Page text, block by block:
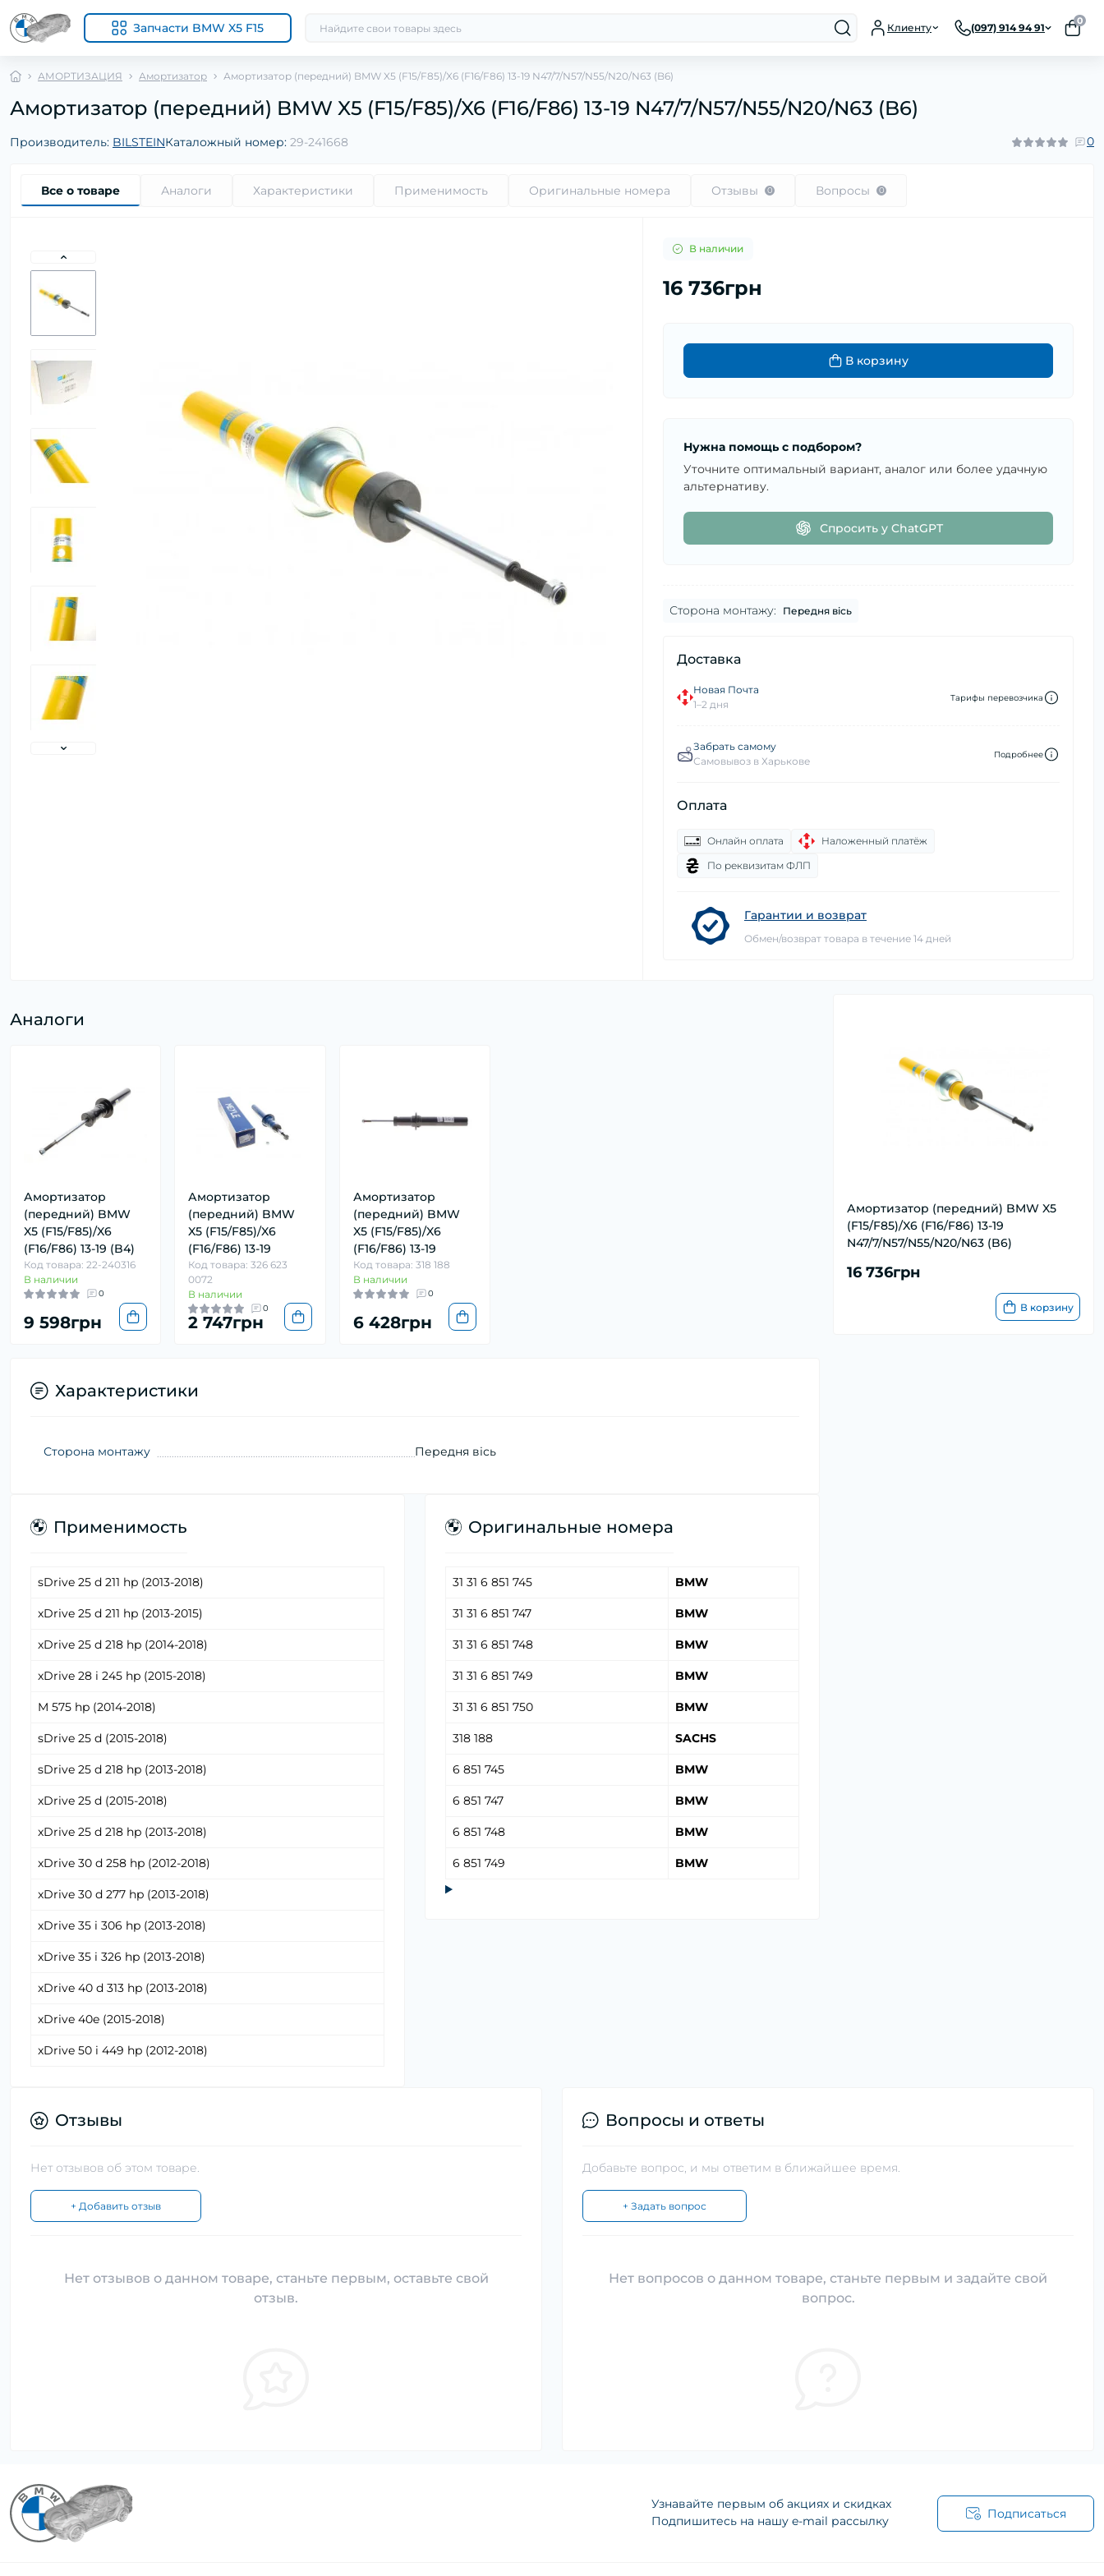
Запчасти BMW X5 F15 Клиенту (097) 914 94 91
0
АМОРТИЗАЦИЯ Амортизатор Амортизатор (передний) BMW X5 (F15/F85)/X6 (F16/F86) 13-19 N47/7/N57/N55/N20/N63 (B6)
Амортизатор (передний) BMW X5 (F15/F85)/X6 (F16/F86) 13-19 N47/7/N57/N55/N20/N63 (B6)
Производитель: BILSTEINКаталожный номер: 29-241668 0
Все о товаре Аналоги Характеристики Применимость Оригинальные номера Отзывы 0 Вопросы 0
В наличии
16 736грн
В корзину
Нужна помощь с подбором?
Уточните оптимальный вариант, аналог или более удачную
альтернативу.
Спросить у ChatGPT
Сторона монтажу: Передня вісь
Доставка
Новая Почта
1–2 дня
Тарифы перевозчика
Забрать самому
Самовывоз в Харькове
Подробнее
Оплата
Онлайн оплата
Наложенный платёж
По реквизитам ФЛП
Гарантии и возврат
Обмен/возврат товара в течение 14 дней
Амортизатор (передний) BMW X5
(F15/F85)/X6 (F16/F86) 13-19
N47/7/N57/N55/N20/N63 (B6)
16 736грн
В корзину
Аналоги
Амортизатор
(передний) BMW
X5 (F15/F85)/X6
(F16/F86) 13-19 (B4)
Код товара: 22-240316
В наличии
0
9 598грн
Амортизатор
(передний) BMW
X5 (F15/F85)/X6
(F16/F86) 13-19
Код товара: 326 623
0072
В наличии
0
2 747грн
Амортизатор
(передний) BMW
X5 (F15/F85)/X6
(F16/F86) 13-19
Код товара: 318 188
В наличии
0
6 428грн
Характеристики
Сторона монтажу Передня вісь
Применимость
sDrive 25 d 211 hp (2013-2018)
xDrive 25 d 211 hp (2013-2015)
xDrive 25 d 218 hp (2014-2018)
xDrive 28 i 245 hp (2015-2018)
M 575 hp (2014-2018)
sDrive 25 d (2015-2018)
sDrive 25 d 218 hp (2013-2018)
xDrive 25 d (2015-2018)
xDrive 25 d 218 hp (2013-2018)
xDrive 30 d 258 hp (2012-2018)
xDrive 30 d 277 hp (2013-2018)
xDrive 35 i 306 hp (2013-2018)
xDrive 35 i 326 hp (2013-2018)
xDrive 40 d 313 hp (2013-2018)
xDrive 40e (2015-2018)
xDrive 50 i 449 hp (2012-2018)
Оригинальные номера
31 31 6 851 745 BMW
31 31 6 851 747 BMW
31 31 6 851 748 BMW
31 31 6 851 749 BMW
31 31 6 851 750 BMW
318 188 SACHS
6 851 745 BMW
6 851 747 BMW
6 851 748 BMW
6 851 749 BMW
Отзывы
Нет отзывов об этом товаре.
+ Добавить отзыв
Нет отзывов о данном товаре, станьте первым, оставьте свой
отзыв.
Вопросы и ответы
Добавьте вопрос, и мы ответим в ближайшее время.
+ Задать вопрос
Нет вопросов о данном товаре, станьте первым и задайте свой
вопрос.
Узнавайте первым об акциях и скидках
Подпишитесь на нашу e-mail рассылку
Подписаться